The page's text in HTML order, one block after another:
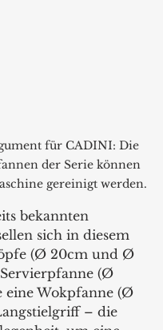
für CADINI: Die
der Serie können
gereinigt werden.
bekannten
sich in diesem
(Ø 20cm und Ø
(Ø
eine Wokpfanne (Ø
– die